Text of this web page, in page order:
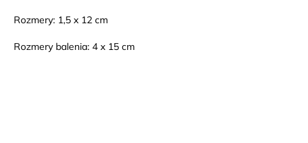
Rozmery: 1,5 x 12 cm
Rozmery balenia: 4 x 15 cm